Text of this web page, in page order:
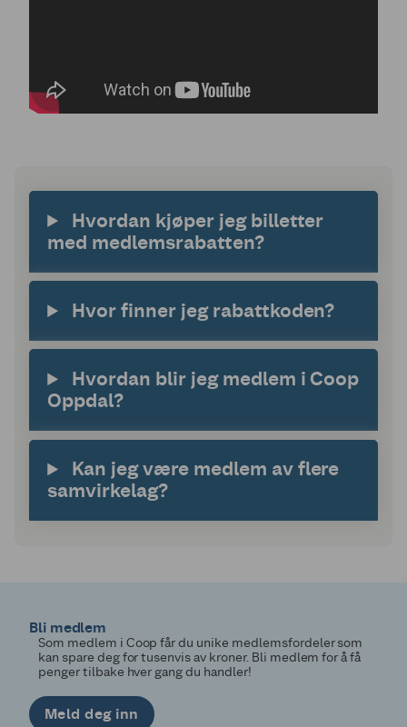
Hvordan kjøper jeg billetter
med medlemsrabatten?
Hvor finner jeg rabattkoden?
Hvordan blir jeg medlem i Coop
Oppdal?
Kan jeg være medlem av flere
samvirkelag?
Bli medlem
Som medlem i Coop får du unike medlemsfordeler som
kan spare deg for tusenvis av kroner. Bli medlem for å få
penger tilbake hver gang du handler!
Meld deg inn